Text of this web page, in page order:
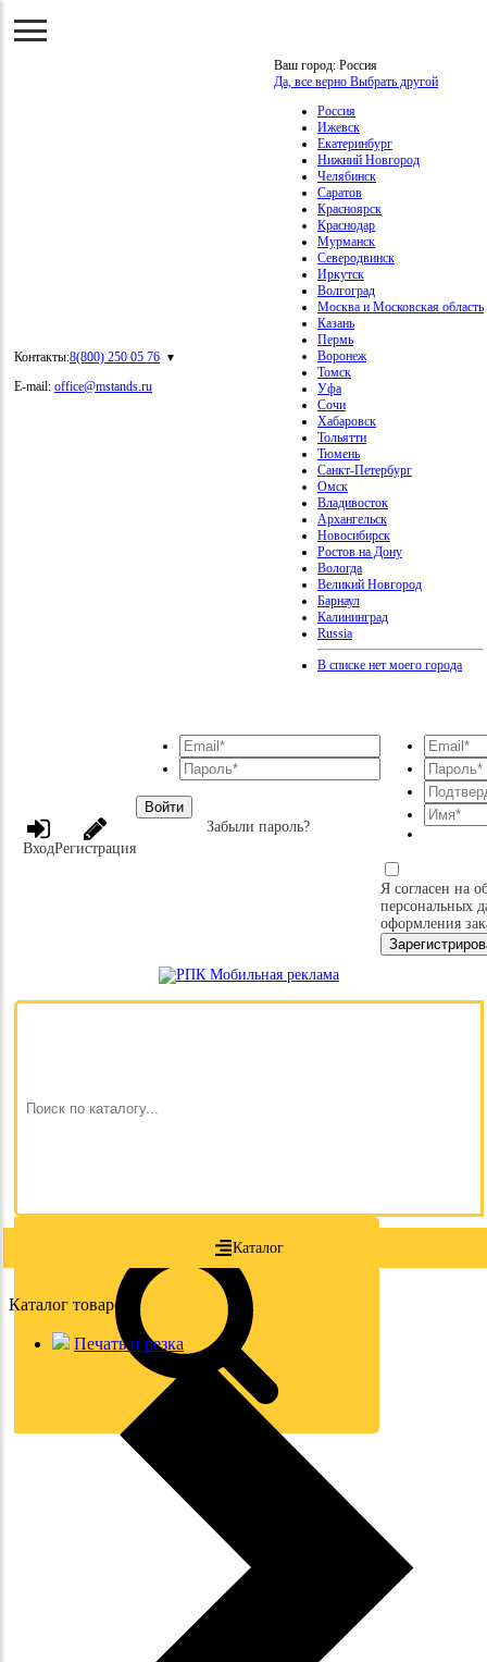
Контакты:8(800) 250 05 76
E-mail: office@mstands.ru
Ваш город: Россия
Да, все верно Выбрать другой
Россия
Ижевск
Екатеринбург
Нижний Новгород
Челябинск
Саратов
Красноярск
Краснодар
Мурманск
Северодвинск
Иркутск
Волгоград
Москва и Московская область
Казань
Пермь
Воронеж
Томск
Уфа
Сочи
Хабаровск
Тольятти
Тюмень
Санкт-Петербург
Омск
Владивосток
Архангельск
Новосибирск
Ростов на Дону
Вологда
Великий Новгород
Барнаул
Калининград
Russia
В списке нет моего города
Каталог
ВходРегистрация
Войти
Забыли пароль?
Я согласен на
персональных
оформления
Каталог товаров
Печать и резка